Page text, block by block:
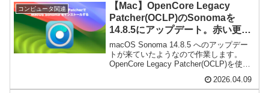
コンピュータ関連
【Mac】OpenCore Legacy
Patcher(OCLP)のSonomaを
14.8.5にアップデート。赤い更新
マークも消す
macOS Sonoma 14.8.5 へのアップデー
トが来ていたようなので作業します。
OpenCore Legacy Patcher(OCLP)を使っ
2026.04.09